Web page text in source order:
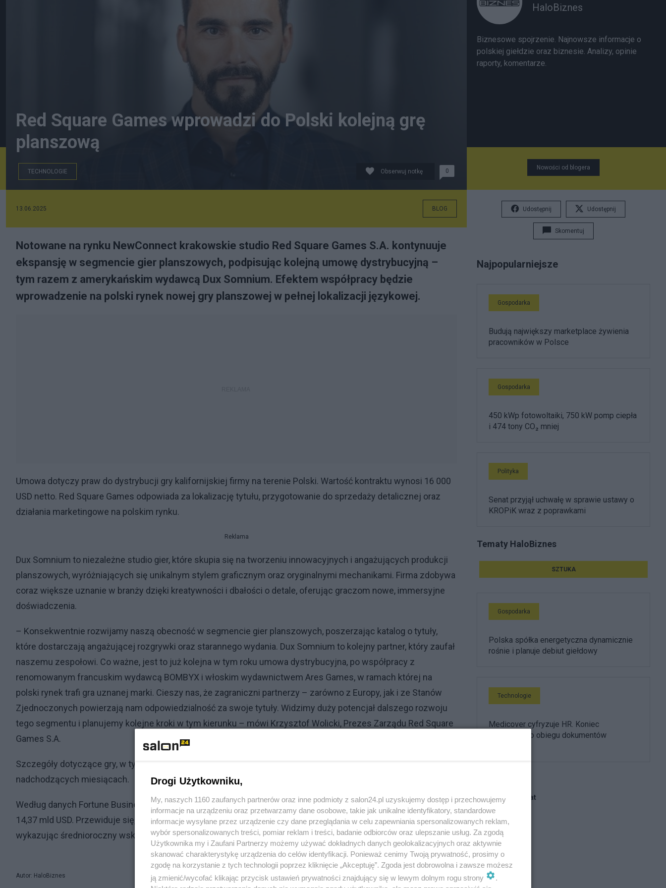
Red Square Games wprowadzi do Polski kolejną grę
planszową
TECHNOLOGIE Obserwuj notkę 0
13.06.2025 BLOG
Notowane na rynku NewConnect krakowskie studio Red Square Games S.A. kontynuuje
ekspansję w segmencie gier planszowych, podpisując kolejną umowę dystrybucyjną –
tym razem z amerykańskim wydawcą Dux Somnium. Efektem współpracy będzie
wprowadzenie na polski rynek nowej gry planszowej w pełnej lokalizacji językowej.
Umowa dotyczy praw do dystrybucji gry kalifornijskiej firmy na terenie Polski. Wartość kontraktu wynosi 16 000
USD netto. Red Square Games odpowiada za lokalizację tytułu, przygotowanie do sprzedaży detalicznej oraz
działania marketingowe na polskim rynku.
Reklama
Dux Somnium to niezależne studio gier, które skupia się na tworzeniu innowacyjnych i angażujących produkcji
planszowych, wyróżniających się unikalnym stylem graficznym oraz oryginalnymi mechanikami. Firma zdobywa
coraz większe uznanie w branży dzięki kreatywności i dbałości o detale, oferując graczom nowe, immersyjne
doświadczenia.
– Konsekwentnie rozwijamy naszą obecność w segmencie gier planszowych, poszerzając katalog o tytuły,
które dostarczają angażującej rozgrywki oraz starannego wydania. Dux Somnium to kolejny partner, który zaufał
naszemu zespołowi. Co ważne, jest to już kolejna w tym roku umowa dystrybucyjna, po współpracy z
renomowanym francuskim wydawcą BOMBYX i włoskim wydawnictwem Ares Games, w ramach której na
polski rynek trafi gra uznanej marki. Cieszy nas, że zagraniczni partnerzy – zarówno z Europy, jak i ze Stanów
Zjednoczonych powierzają nam odpowiedzialność za swoje tytuły. Widzimy duży potencjał dalszego rozwoju
tego segmentu i planujemy kolejne kroki w tym kierunku – mówi Krzysztof Wolicki, Prezes Zarządu Red Square
Games S.A.
Szczegóły dotyczące gry, w tym jej tytuł, zostaną ujawnione w ramach odrębnej kampanii promocyjnej w
nadchodzących miesiącach.
Według danych Fortune Business Insights wartość globalnego rynku gier planszowych w 2024 r. szacowano na
14,37 mld USD. Przewiduje się, że wzrośnie ona z 15,83 mld USD w 2025 r. do 32,00 mld USD do 2032 r.,
wykazując średnioroczny wskaźnik wzrostu (CAGR) na poziomie 10,58% w okresie prognozy.
Autor: HaloBiznes
HaloBiznes
Biznesowe spojrzenie. Najnowsze informacje o
polskiej giełdzie oraz biznesie. Analizy, opinie
raporty, komentarze.
Nowości od blogera
Udostępnij Udostępnij
Skomentuj
Najpopularniejsze
Gospodarka
Budują największy marketplace żywienia
pracowników w Polsce
Gospodarka
450 kWp fotowoltaiki, 750 kW pomp ciepła
i 474 tony CO₂ mniej
Polityka
Senat przyjął uchwałę w sprawie ustawy o
KROPiK wraz z poprawkami
Tematy HaloBiznes
SZTUKA
Gospodarka
Polska spółka energetyczna dynamicznie
rośnie i planuje debiut giełdowy
Technologie
Medicover cyfryzuje HR. Koniec
papierowego obiegu dokumentów
Blogi na ten temat
marek.w
Atej
Drogi Użytkowniku,
My, naszych 1160 zaufanych partnerów oraz inne podmioty z salon24.pl uzyskujemy dostęp i przechowujemy
informacje na urządzeniu oraz przetwarzamy dane osobowe, takie jak unikalne identyfikatory, standardowe
informacje wysyłane przez urządzenie czy dane przeglądania w celu zapewniania spersonalizowanych reklam,
wybór spersonalizowanych treści, pomiar reklam i treści, badanie odbiorców oraz ulepszanie usług. Za zgodą
Użytkownika my i Zaufani Partnerzy możemy używać dokładnych danych geolokalizacyjnych oraz aktywnie
skanować charakterystykę urządzenia do celów identyfikacji. Ponieważ cenimy Twoją prywatność, prosimy o
zgodę na korzystanie z tych technologii poprzez kliknięcie „Akceptuję”. Zgoda jest dobrowolna i zawsze możesz
ją zmienić/wycofać klikając przycisk ustawień prywatności znajdujący się w lewym dolnym rogu strony